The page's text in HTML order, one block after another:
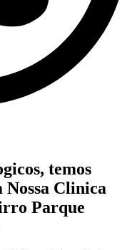
temos
Nossa Clinica
Parque